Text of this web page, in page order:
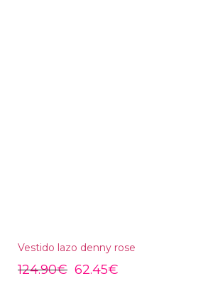
Vestido lazo denny rose
124.90€ 62.45€